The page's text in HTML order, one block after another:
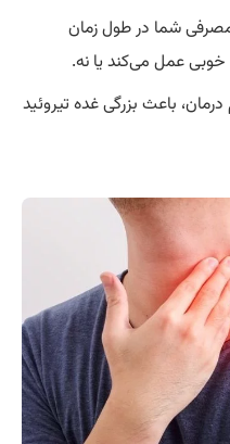
مصرفی شما در طول زمان
عمل می‌کند یا نه.
باعث بزرگی غده تیروئید